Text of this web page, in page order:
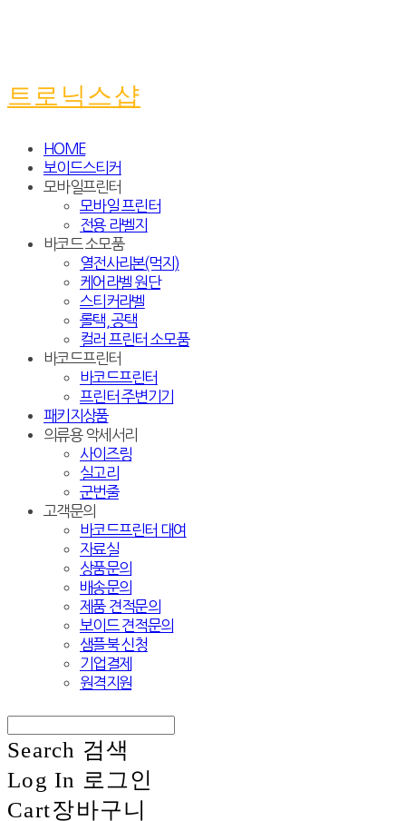
트로닉스샵
HOME
보이드스티커
모바일프린터
모바일 프린터
전용 라벨지
바코드 소모품
열전사리본(먹지)
케어라벨 원단
스티커라벨
롤택, 공택
컬러 프린터 소모품
바코드프린터
바코드프린터
프린터 주변기기
패키지상품
의류용 악세서리
사이즈링
실고리
군번줄
고객문의
바코드프린터 대여
자료실
상품문의
배송문의
제품 견적문의
보이드 견적문의
샘플북 신청
기업결제
원격지원
Search 검색
Log In 로그인
Cart장바구니